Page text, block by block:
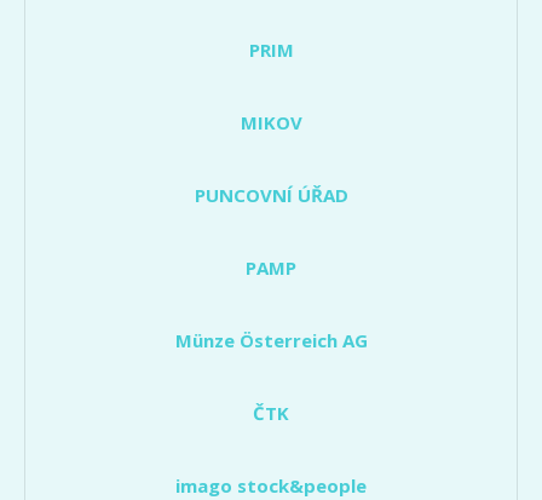
PRIM
MIKOV
PUNCOVNÍ ÚŘAD
PAMP
Münze Österreich AG
ČTK
imago stock&people